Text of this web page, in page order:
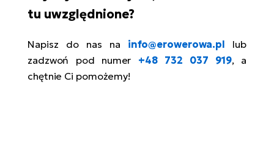
tu uwzględnione?
Napisz do nas na info@erowerowa.pl lub
zadzwoń pod numer +48 732 037 919, a
chętnie Ci pomożemy!